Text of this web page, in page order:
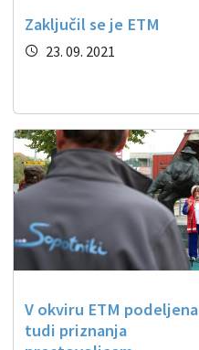
Zaključil se je ETM
23. 09. 2021
V okviru ETM podeljena
tudi priznanja